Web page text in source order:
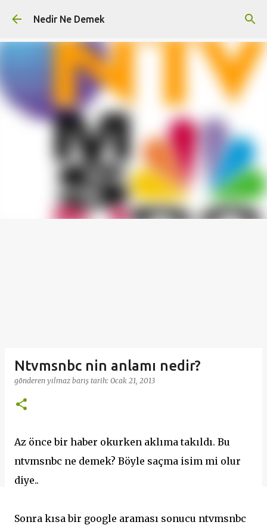
Ana içeriğe atla
Nedir Ne Demek
Ntvmsnbc nin anlamı nedir?
gönderen yılmaz barış tarih: Ocak 21, 2013
Az önce bir haber okurken aklıma takıldı. Bu
ntvmsnbc ne demek? Böyle saçma isim mi olur
diye..
Sonra kısa bir google araması sonucu ntvmsnbc